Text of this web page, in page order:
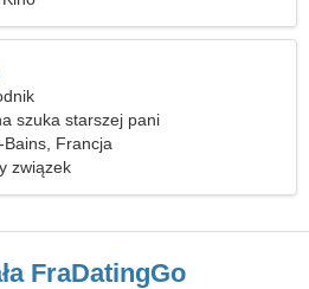
szuka starszej pani
Bains, Francja
związek
FraDatingGo